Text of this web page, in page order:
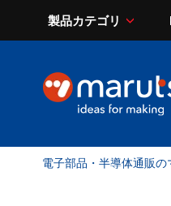
製品カテゴリ
電子部品・半導体通販の